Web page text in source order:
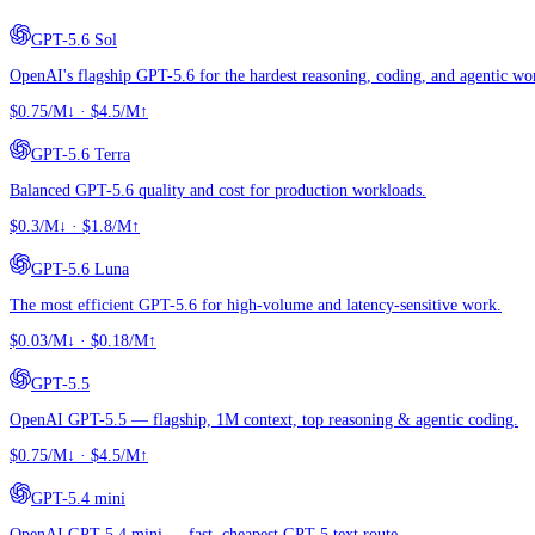
GPT-5.6 Sol
OpenAI's flagship GPT-5.6 for the hardest reasoning, coding, and agentic
$0.75/M↓ · $4.5/M↑
GPT-5.6 Terra
Balanced GPT-5.6 quality and cost for production workloads.
$0.3/M↓ · $1.8/M↑
GPT-5.6 Luna
The most efficient GPT-5.6 for high-volume and latency-sensitive work.
$0.03/M↓ · $0.18/M↑
GPT-5.5
OpenAI GPT-5.5 — flagship, 1M context, top reasoning & agentic coding.
$0.75/M↓ · $4.5/M↑
GPT-5.4 mini